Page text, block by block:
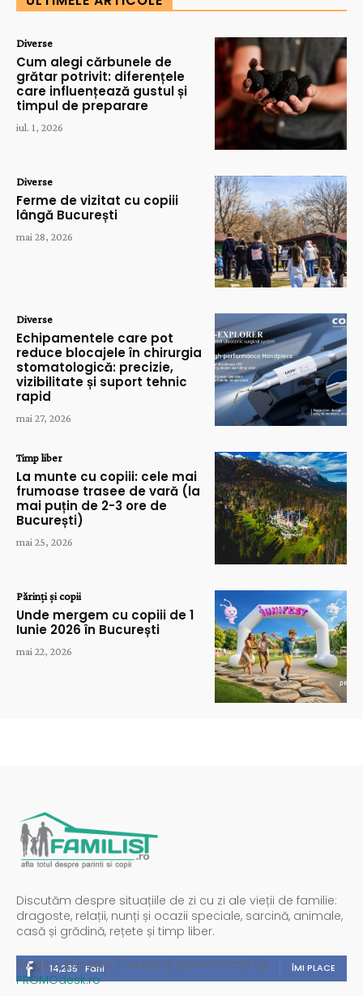
Diverse
Cum alegi cărbunele de
grătar potrivit: diferențele
care influențează gustul și
timpul de preparare
iul. 1, 2026
Diverse
Ferme de vizitat cu copiii
lângă București
mai 28, 2026
Diverse
Echipamentele care pot
reduce blocajele în chirurgia
stomatologică: precizie,
vizibilitate și suport tehnic
rapid
mai 27, 2026
Timp liber
La munte cu copiii: cele mai
frumoase trasee de vară (la
mai puțin de 2-3 ore de
București)
mai 25, 2026
Părinți și copii
Unde mergem cu copiii de 1
Iunie 2026 în București
mai 22, 2026
Discutăm despre situațiile de zi cu zi ale vieții de familie:
dragoste, relații, nunți și ocazii speciale, sarcină, animale,
casă și grădină, rețete și timp liber.
14,235 Fani ÎMI PLACE
Spații publicitare / reclamă administrată de
PROMOdesk.ro